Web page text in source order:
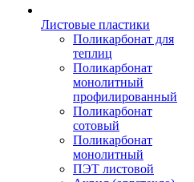
Листовые пластики
Поликарбонат для
теплиц
Поликарбонат
монолитный
профилированный
Поликарбонат
сотовый
Поликарбонат
монолитный
ПЭТ листовой